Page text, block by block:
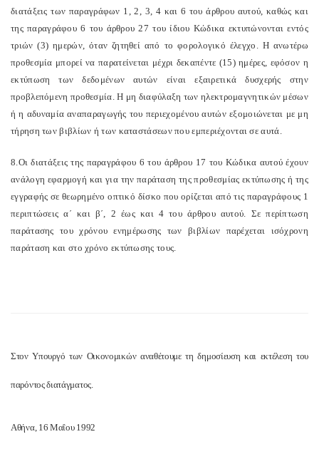
διατάξεις των παραγράφων 1, 2, 3, 4 και 6 του άρθρου αυτού, καθώς και
της παραγράφου 6 του άρθρου 27 του ίδιου Κώδικα εκτυπώνονται εντός
τριών (3) ημερών, όταν ζητηθεί από το φορολογικό έλεγχο. Η ανωτέρω
προθεσμία μπορεί να παρατείνεται μέχρι δεκαπέντε (15) ημέρες, εφόσον η
εκτύπωση των δεδομένων αυτών είναι εξαιρετικά δυσχερής στην
προβλεπόμενη προθεσμία. Η μη διαφύλαξη των ηλεκτρομαγνητικών μέσων
ή η αδυναμία αναπαραγωγής του περιεχομένου αυτών εξομοιώνεται με μη
τήρηση των βιβλίων ή των καταστάσεων που εμπεριέχονται σε αυτά.
8.Οι διατάξεις της παραγράφου 6 του άρθρου 17 του Κώδικα αυτού έχουν
ανάλογη εφαρμογή και για την παράταση της προθεσμίας εκτύπωσης ή της
εγγραφής σε θεωρημένο οπτικό δίσκο που ορίζεται από τις παραγράφους 1
περιπτώσεις α΄ και β΄, 2 έως και 4 του άρθρου αυτού. Σε περίπτωση
παράτασης του χρόνου ενημέρωσης των βιβλίων παρέχεται ισόχρονη
παράταση και στο χρόνο εκτύπωσης τους.
Στον Υπουργό των Οικονομικών αναθέτουμε τη δημοσίευση και εκτέλεση του
παρόντος διατάγματος.
Αθήνα, 16 Μαΐου 1992